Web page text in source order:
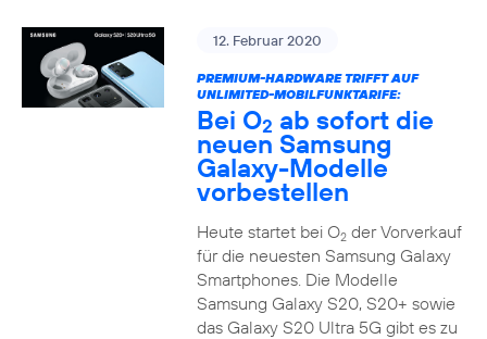
12. Februar 2020
PREMIUM-HARDWARE TRIFFT AUF
UNLIMITED-MOBILFUNKTARIFE:
Bei O2 ab sofort die
neuen Samsung
Galaxy-Modelle
vorbestellen
Heute startet bei O2der Vorverkauf
für die neuesten Samsung Galaxy
Smartphones. Die Modelle
Samsung Galaxy S20, S20+ sowie
das Galaxy S20 Ultra 5G gibt es zu